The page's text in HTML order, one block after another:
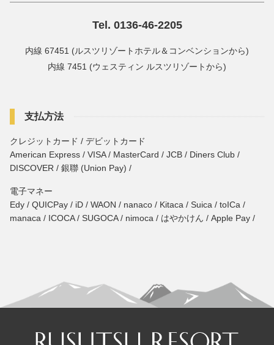
Tel. 0136-46-2205
内線 67451 (ルスツリゾートホテル＆コンベンションから)
内線 7451 (ウェスティン ルスツリゾートから)
支払方法
クレジットカード / デビットカード
American Express / VISA / MasterCard / JCB / Diners Club /
DISCOVER / 銀聯 (Union Pay) /
電子マネー
Edy / QUICPay / iD / WAON / nanaco / Kitaca / Suica / toICa /
manaca / ICOCA / SUGOCA / nimoca / はやかけん / Apple Pay /